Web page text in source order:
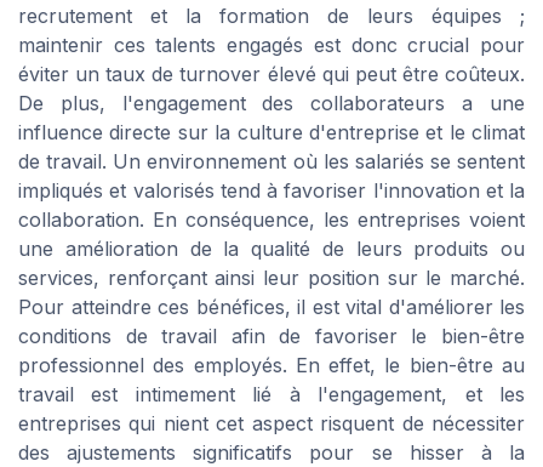
recrutement et la formation de leurs équipes ;
maintenir ces talents engagés est donc crucial pour
éviter un taux de turnover élevé qui peut être coûteux.
De plus, l'engagement des collaborateurs a une
influence directe sur la culture d'entreprise et le climat
de travail. Un environnement où les salariés se sentent
impliqués et valorisés tend à favoriser l'innovation et la
collaboration. En conséquence, les entreprises voient
une amélioration de la qualité de leurs produits ou
services, renforçant ainsi leur position sur le marché.
Pour atteindre ces bénéfices, il est vital d'améliorer les
conditions de travail afin de favoriser le bien-être
professionnel des employés. En effet, le bien-être au
travail est intimement lié à l'engagement, et les
entreprises qui nient cet aspect risquent de nécessiter
des ajustements significatifs pour se hisser à la